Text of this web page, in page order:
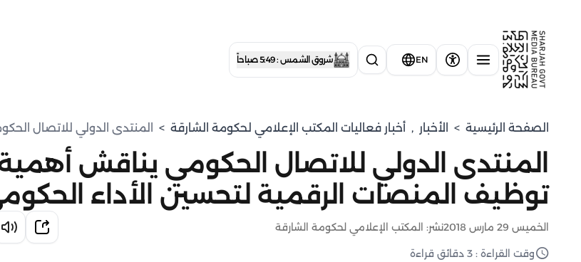
EN شروق الشمس : 5:49 صباحاً
الصفحة الرئيسية > الأخبار , أخبار فعاليات المكتب الإعلامي لحكومة الشارقة > المنتدى الدولي للاتصال
المنتدى الدولي للاتصال الحكومي يناقش
توظيف المنصات الرقمية لتحسين الأداء
الخميس 29 مارس 2018 نشر: المكتب الإعلامي لحكومة الشارقة
وقت القراءة : 3 دقائق قراءة